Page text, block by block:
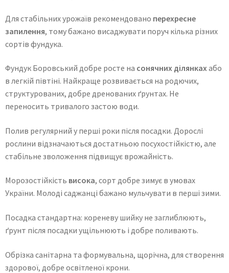
Для стабільних урожаїв рекомендовано перехресне
запилення, тому бажано висаджувати поруч кілька різних
сортів фундука.
Фундук Боровський добре росте на сонячних ділянкахабо
в легкій півтіні. Найкраще розвивається на родючих,
структурованих, добре дренованих ґрунтах. Не
переносить тривалого застою води.
Полив регулярний у перші роки після посадки. Дорослі
рослини відзначаються достатньою посухостійкістю, але
стабільне зволоження підвищує врожайність.
Морозостійкість висока, сорт добре зимує в умовах
України. Молоді саджанці бажано мульчувати в перші зими.
Посадка стандартна: кореневу шийку не заглиблюють,
ґрунт після посадки ущільнюють і добре поливають.
Обрізка санітарна та формувальна, щорічна, для створення
здорової, добре освітленої крони.